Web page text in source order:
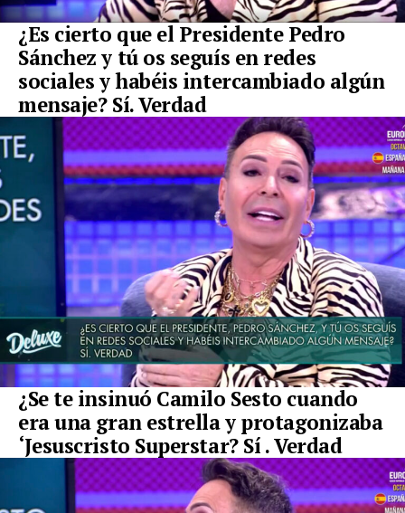
¿Es cierto que el Presidente Pedro
Sánchez y tú os seguís en redes
sociales y habéis intercambiado algún
mensaje? Sí. Verdad
¿Se te insinuó Camilo Sesto cuando
era una gran estrella y protagonizaba
‘Jesuscristo Superstar? Sí . Verdad